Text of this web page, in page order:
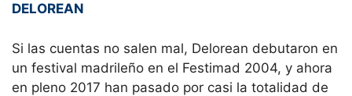
DELOREAN
Si las cuentas no salen mal, Delorean debutaron en
un festival madrileño en el Festimad 2004, y ahora
en pleno 2017 han pasado por casi la totalidad de